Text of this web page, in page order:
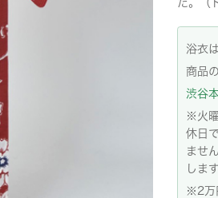
た。（
浴衣
商品
渋谷
※火
休日
ませ
します
※2万